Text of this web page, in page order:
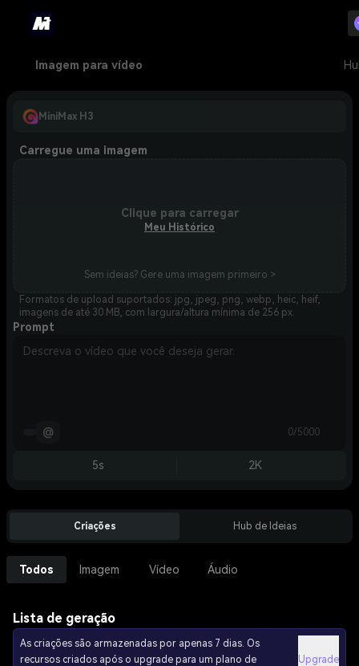
Imagem para vídeo
MiniMax H3
Carregue uma imagem
Clique para carregar
Meu Histórico
Sem ideias? Gere uma imagem primeiro >
Formatos de upload suportados: jpg, jpeg, png, webp, heic, heif,
imagens de até 30 MB, com largura/altura mínima de 256 px.
Prompt
@ 0/5000
5s 2K
Criações Hub de Ideias
Todos Imagem Vídeo Áudio
Lista de geração
As criações são armazenadas por apenas 7 dias. Os
recursos criados após o upgrade para um plano de
Upgrade